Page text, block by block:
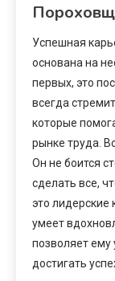
Успешная
основана на
первых, это
всегда
которые
рынке труда.
Он не боится
сделать все,
это лидерские
умеет
позволяет ему
достигать